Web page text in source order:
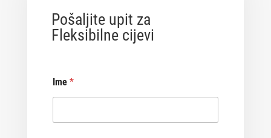
Pošaljite upit za
Fleksibilne cijevi
Ime *